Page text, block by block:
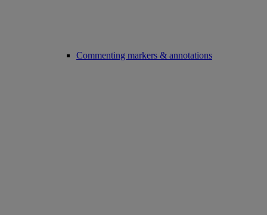
Commenting markers & annotations